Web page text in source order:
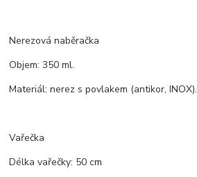
Nerezová naběračka
Objem: 350 ml.
Materiál: nerez s povlakem (antikor, INOX).
Vařečka
Délka vařečky: 50 cm